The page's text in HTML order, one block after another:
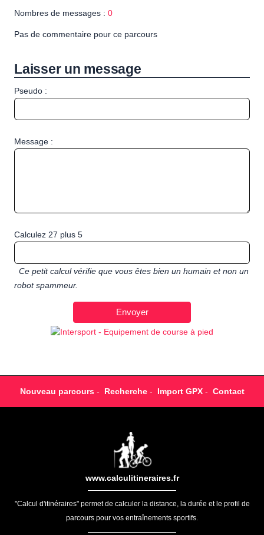
Nombres de messages : 0
Pas de commentaire pour ce parcours
Laisser un message
Pseudo :
Message :
Calculez 27 plus 5
Ce petit calcul vérifie que vous êtes bien un humain et non un
robot spammeur.
Nouveau parcours- Recherche- Import GPX- Contact
www.calculitineraires.fr
"Calcul d'itinéraires" permet de calculer la distance, la durée et le profil de
parcours pour vos entraînements sportifs.